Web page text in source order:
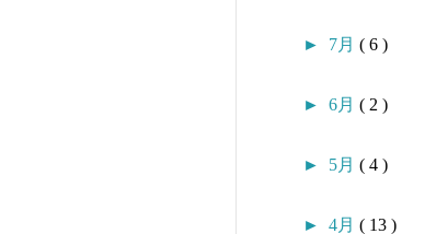
► 7月 ( 6 )
► 6月 ( 2 )
► 5月 ( 4 )
► 4月 ( 13 )